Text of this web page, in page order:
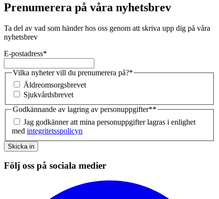
Prenumerera på våra nyhetsbrev
Ta del av vad som händer hos oss genom att skriva upp dig på våra
nyhetsbrev
E-postadress*
Vilka nyheter vill du prenumerera på?*
Äldreomsorgsbrevet
Sjukvårdsbrevet
Godkännande av lagring av personuppgifter**
Jag godkänner att mina personuppgifter lagras i enlighet
med integritetsspolicyn
Skicka in
Följ oss på sociala medier